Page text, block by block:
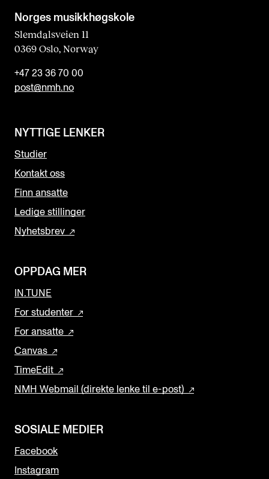
Norges musikk­høgskole
Slemdalsveien 11
0369 Oslo, Norway
+47 23 36 70 00
post@nmh.no
NYTTIGE LENKER
Studier
Kontakt oss
Finn ansatte
Ledige stillinger
Nyhetsbrev
OPPDAG MER
IN.TUNE
For studenter
For ansatte
Canvas
TimeEdit
NMH Webmail (direkte lenke til e-post)
SOSIALE MEDIER
Facebook
Instagram